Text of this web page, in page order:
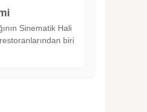
Sinematik Hali
biri